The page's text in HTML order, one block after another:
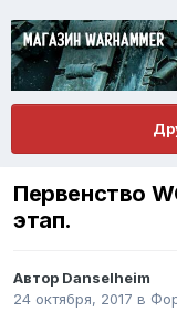
Первенство
этап.
Автор Danselheim
24 октября, 2017 в